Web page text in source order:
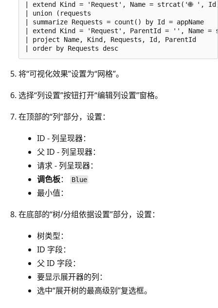
| extend Kind = 'Request', Name = strcat('🌐 ',
| union (requests
| summarize Requests = count() by Id = appName
| extend Kind = 'Request', ParentId = '', Name
| project Name, Kind, Requests, Id, ParentId
将“可视化效果”设置为“网格”。
选择“列设置”按钮打开“编辑列设置”窗格。
在顶部的“列”部分，设置：
ID - 列呈现器：
父 ID - 列呈现器：
请求 - 列呈现器：
调色板： Blue
最小值：
在底部的“树/分组依据设置”部分，设置：
树类型：
ID 字段：
父 ID 字段：
要显示展开器的列：
选中“展开树的最高级别”复选框。